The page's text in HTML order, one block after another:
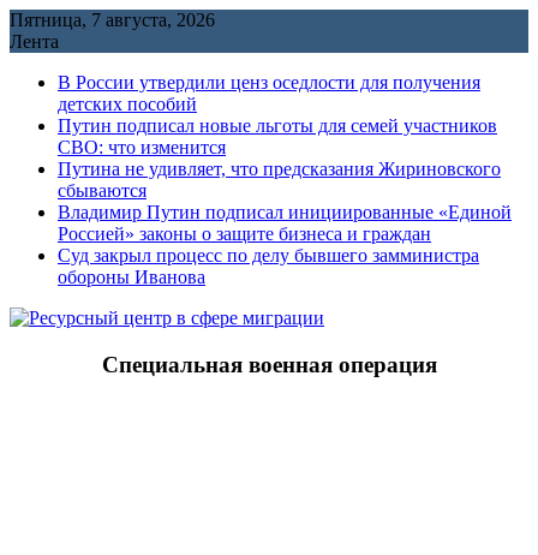
Перейти
к
Пятница, 7 августа, 2026
Лента
В России утвердили ценз оседлости для получения
детских пособий
Путин подписал новые льготы для семей участников
СВО: что изменится
Путина не удивляет, что предсказания Жириновского
сбываются
Владимир Путин подписал инициированные «Единой
Россией» законы о защите бизнеса и граждан
Cуд закрыл процесс по делу бывшего замминистра
обороны Иванова
Специальная военная операция